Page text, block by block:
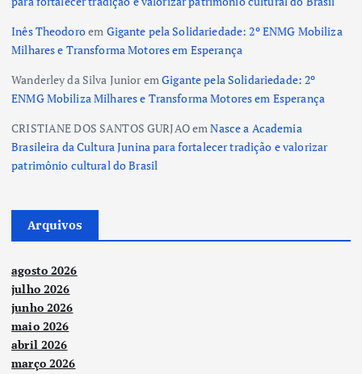
Inês Theodoroem Gigante pela Solidariedade: 2º ENMG Mobiliza
Milhares e Transforma Motores em Esperança
Wanderley da Silva JunioremGigante pela Solidariedade: 2º
ENMG Mobiliza Milhares e Transforma Motores em Esperança
CRISTIANE DOS SANTOS GURJAOemNasce a Academia
Brasileira da Cultura Junina para fortalecer tradição e valorizar
patrimônio cultural do Brasil
Arquivos
agosto 2026
julho 2026
junho 2026
maio 2026
abril 2026
março 2026